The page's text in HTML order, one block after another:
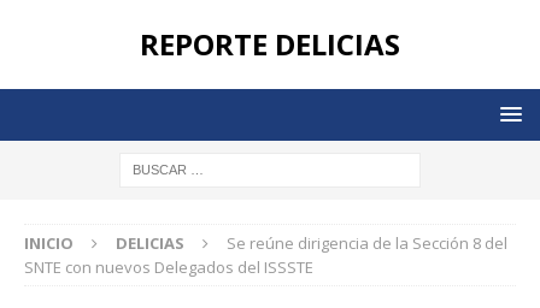
REPORTE DELICIAS
INICIO DELICIAS
Se reúne dirigencia de la Sección 8 del
SNTE con nuevos Delegados del ISSSTE